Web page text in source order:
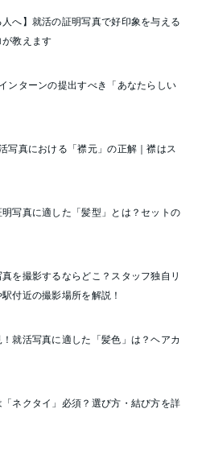
人へ】就活の証明写真で好印象を与える
教えます
ンターンの提出すべき「あなたらしい
写真における「襟元」の正解｜襟はス
写真に適した「髪型」とは？セットの
を撮影するならどこ？スタッフ独自リ
付近の撮影場所を解説！
就活写真に適した「髪色」は？ヘアカ
ネクタイ」必須？選び方・結び方を詳